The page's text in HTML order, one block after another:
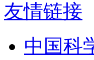
友情链接
中国科